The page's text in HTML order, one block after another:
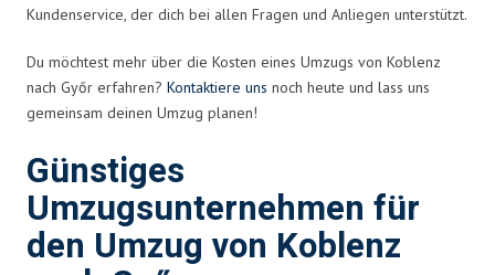
Kundenservice, der dich bei allen Fragen und Anliegen unterstützt.
Du möchtest mehr über die Kosten eines Umzugs von Koblenz
nach Győr erfahren? Kontaktiere uns noch heute und lass uns
gemeinsam deinen Umzug planen!
Günstiges
Umzugsunternehmen für
den Umzug von Koblenz